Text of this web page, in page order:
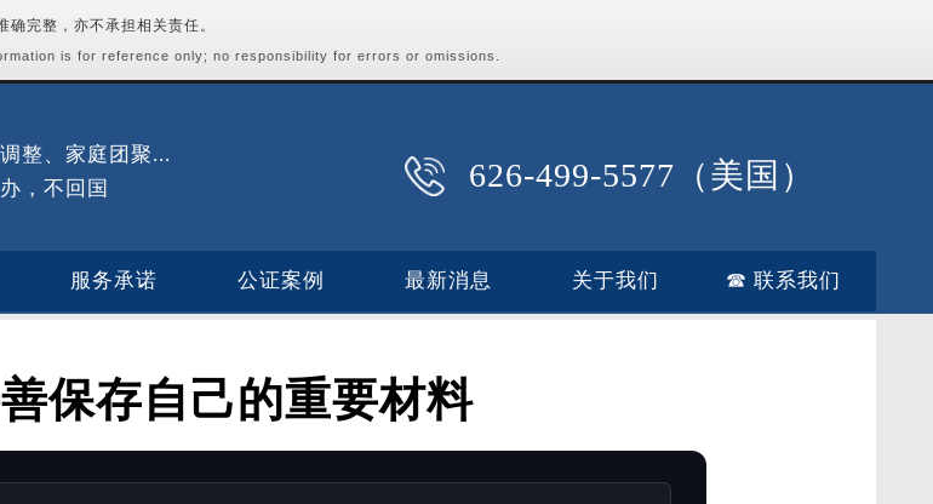
完整，亦不承担相关责任。
is for reference only; no responsibility for errors or omissions.
626-499-5577（美国）
整、家庭团聚...
，不回国
服务承诺 公证案例 最新消息 关于我们 ☎ 联系我们
保存自己的重要材料